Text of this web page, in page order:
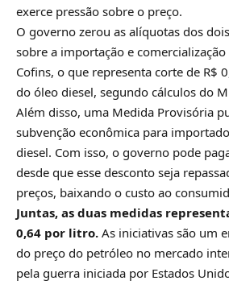
exerce pressão sobre o preço.
O governo zerou as alíquotas dos
sobre a importação e comercialização
Cofins, o que representa corte de R$
do óleo diesel, segundo cálculos do
Além disso, uma Medida Provisória
subvenção econômica para
diesel. Com isso, o governo pode
desde que esse desconto seja
preços, baixando o custo ao
Juntas, as duas medidas
0,64 por litro. As iniciativas são um
do preço do petróleo no mercado
pela guerra iniciada por Estados